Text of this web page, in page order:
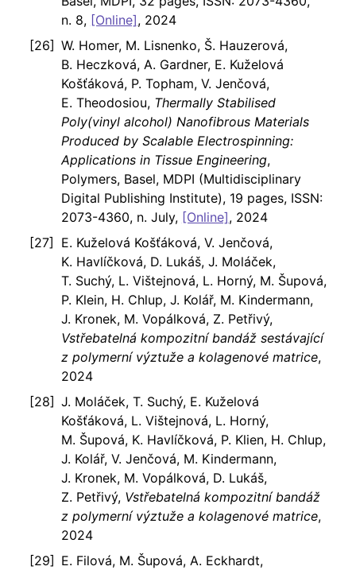
n. 8, [Online], 2024
W. Homer, M. Lisnenko, Š. Hauzerová,
B. Heczková, A. Gardner, E. Kuželová
Košťáková, P. Topham, V. Jenčová,
E. Theodosiou, Thermally Stabilised
Poly(vinyl alcohol) Nanofibrous Materials
Produced by Scalable Electrospinning:
Applications in Tissue Engineering,
Polymers, Basel, MDPI (Multidisciplinary
Digital Publishing Institute), 19 pages, ISSN:
2073-4360, n. July, [Online], 2024
E. Kuželová Košťáková, V. Jenčová,
K. Havlíčková, D. Lukáš, J. Moláček,
T. Suchý, L. Vištejnová, L. Horný, M. Šupová,
P. Klein, H. Chlup, J. Kolář, M. Kindermann,
J. Kronek, M. Vopálková, Z. Petřivý,
Vstřebatelná kompozitní bandáž sestávající
z polymerní výztuže a kolagenové matrice,
2024
J. Moláček, T. Suchý, E. Kuželová
Košťáková, L. Vištejnová, L. Horný,
M. Šupová, K. Havlíčková, P. Klien, H. Chlup,
J. Kolář, V. Jenčová, M. Kindermann,
J. Kronek, M. Vopálková, D. Lukáš,
Z. Petřivý, Vstřebatelná kompozitní bandáž
z polymerní výztuže a kolagenové matrice,
2024
E. Filová, M. Šupová, A. Eckhardt,